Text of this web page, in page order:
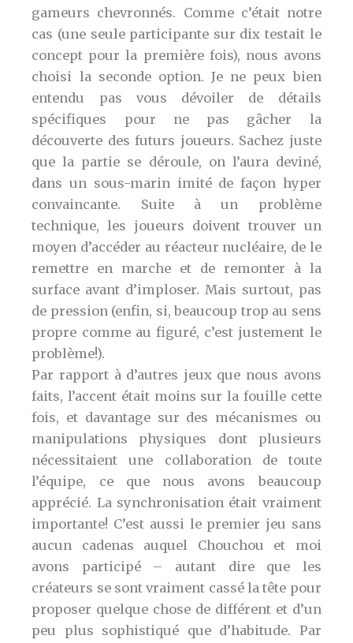
gameurs chevronnés. Comme c’était notre
cas (une seule participante sur dix testait le
concept pour la première fois), nous avons
choisi la seconde option. Je ne peux bien
entendu pas vous dévoiler de détails
spécifiques pour ne pas gâcher la
découverte des futurs joueurs. Sachez juste
que la partie se déroule, on l’aura deviné,
dans un sous-marin imité de façon hyper
convaincante. Suite à un problème
technique, les joueurs doivent trouver un
moyen d’accéder au réacteur nucléaire, de le
remettre en marche et de remonter à la
surface avant d’imploser. Mais surtout, pas
de pression (enfin, si, beaucoup trop au sens
propre comme au figuré, c’est justement le
problème!).
Par rapport à d’autres jeux que nous avons
faits, l’accent était moins sur la fouille cette
fois, et davantage sur des mécanismes ou
manipulations physiques dont plusieurs
nécessitaient une collaboration de toute
l’équipe, ce que nous avons beaucoup
apprécié. La synchronisation était vraiment
importante! C’est aussi le premier jeu sans
aucun cadenas auquel Chouchou et moi
avons participé – autant dire que les
créateurs se sont vraiment cassé la tête pour
proposer quelque chose de différent et d’un
peu plus sophistiqué que d’habitude. Par